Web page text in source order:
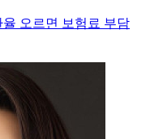
오르면 보험료 부담